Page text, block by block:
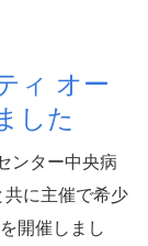
ィ オー
した
ンター中央病
に主催で希少
開催しまし